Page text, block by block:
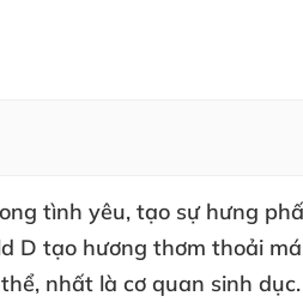
tình yêu, tạo sự hưng
D tạo hương thơm thoải
nhất là cơ quan sinh dục.